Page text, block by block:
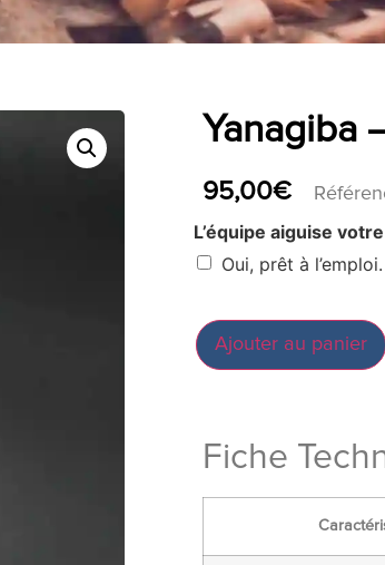
Yanagiba
95,00€
L’équipe aiguise
Oui, prêt à l’emploi.
Ajouter au panier
Fiche